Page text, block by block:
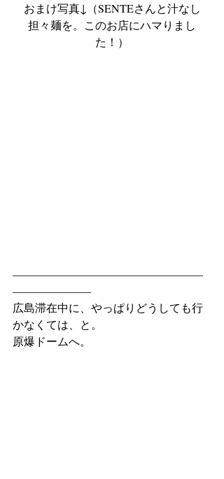
おまけ写真↓（SENTEさんと汁なし
担々麺を。このお店にハマりまし
た！）
—————————————————
———————
広島滞在中に、やっぱりどうしても行
かなくては、と。
原爆ドームへ。